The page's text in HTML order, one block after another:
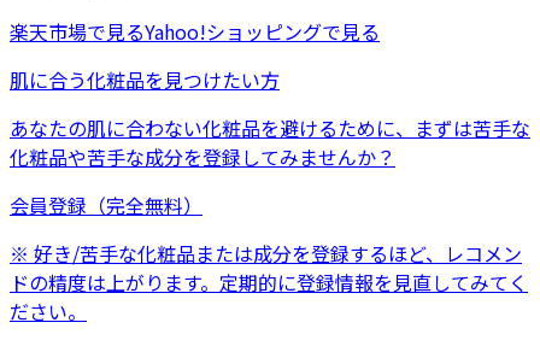
楽天市場で見るYahoo!ショッピングで見る
肌に合う化粧品を見つけたい方
あなたの肌に合わない化粧品を避けるために、まずは苦手な
化粧品や苦手な成分を登録してみませんか？
会員登録（完全無料）
※ 好き/苦手な化粧品または成分を登録するほど、レコメン
ドの精度は上がります。定期的に登録情報を見直してみてく
ださい。